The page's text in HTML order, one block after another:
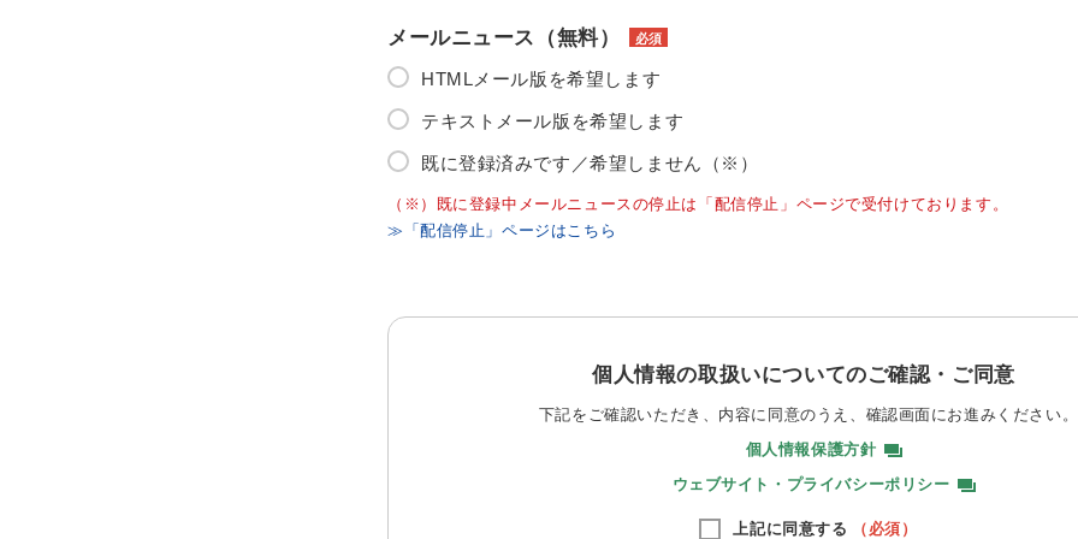
メールニュース（無料） 必須
HTMLメール版を希望します
テキストメール版を希望します
既に登録済みです／希望しません（※）
（※）既に登録中メールニュースの停止は「配信停止」ページで受付けております。
≫「配信停止」ページはこちら
個人情報の取扱いについてのご確認・ご同意
下記をご確認いただき、内容に同意のうえ、 確認画面にお進みください。
個人情報保護方針
ウェブサイト・プライバシーポリシー
上記に同意する （必須）